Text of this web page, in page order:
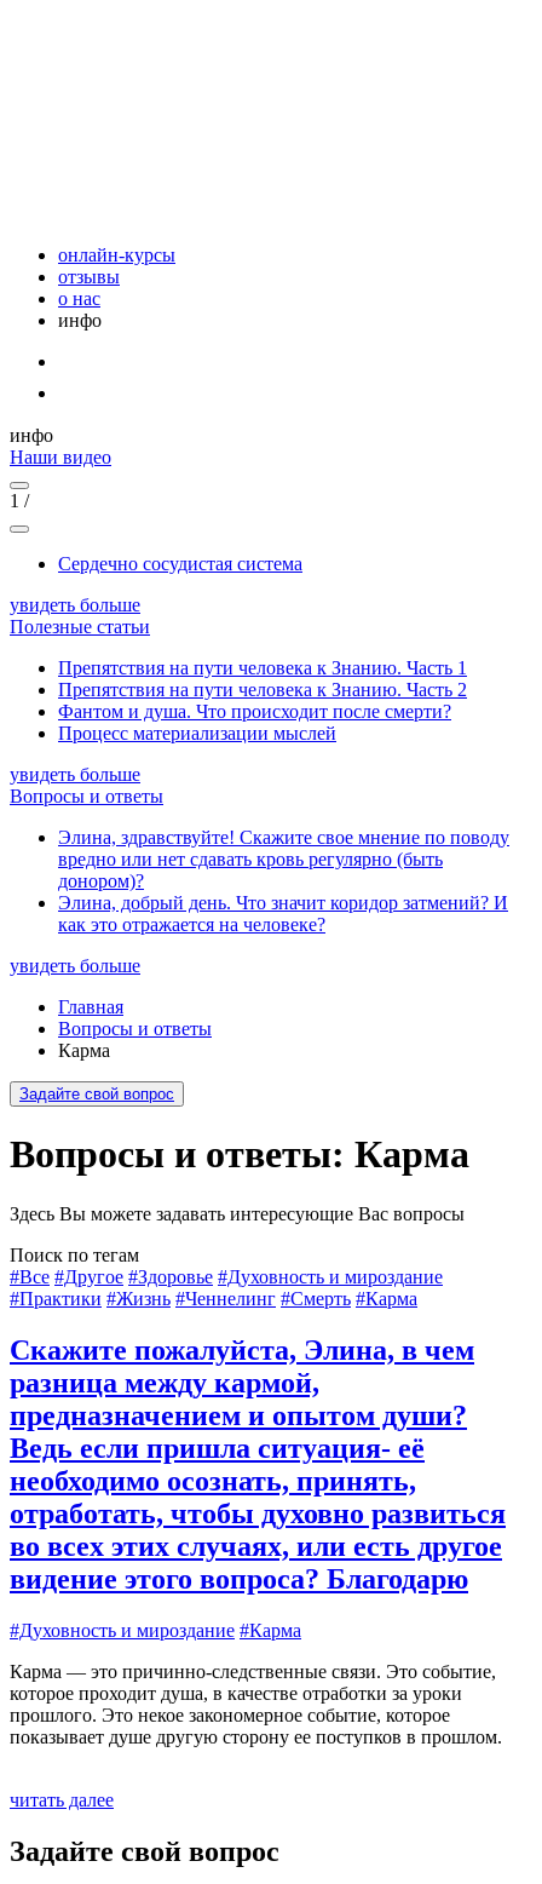
онлайн-курсы
отзывы
о нас
инфо
инфо
Наши видео
1 /
Сердечно сосудистая система
увидеть больше
Полезные статьи
Препятствия на пути человека к Знанию. Часть 1
Препятствия на пути человека к Знанию. Часть 2
Фантом и душа. Что происходит после смерти?
Процесс материализации мыслей
увидеть больше
Вопросы и ответы
Элина, здравствуйте! Скажите свое мнение по поводу
вредно или нет сдавать кровь регулярно (быть
донором)?
Элина, добрый день. Что значит коридор затмений? И
как это отражается на человеке?
увидеть больше
Главная
Вопросы и ответы
Карма
Задайте свой вопрос
Вопросы и ответы: Карма
Здесь Вы можете задавать интересующие Вас вопросы
Поиск по тегам
#Все #Другое #Здоровье #Духовность и мироздание
#Практики #Жизнь #Ченнелинг #Смерть #Карма
Скажите пожалуйста, Элина, в чем
разница между кармой,
предназначением и опытом души?
Ведь если пришла ситуация- её
необходимо осознать, принять,
отработать, чтобы духовно развиться
во всех этих случаях, или есть другое
видение этого вопроса? Благодарю
#Духовность и мироздание #Карма
Карма — это причинно-следственные связи. Это событие,
которое проходит душа, в качестве отработки за уроки
прошлого. Это некое закономерное событие, которое
показывает душе другую сторону ее поступков в прошлом.
читать далее
Задайте свой вопрос